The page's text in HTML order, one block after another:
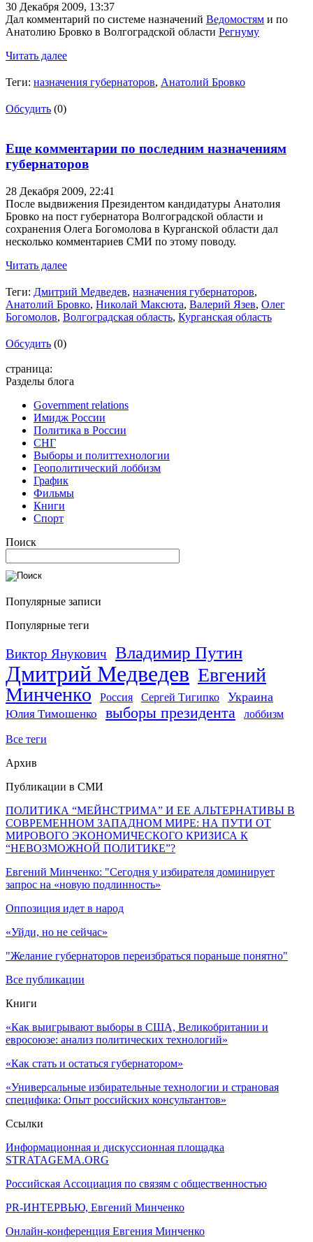
30 Декабря 2009, 13:37
Дал комментарий по системе назначений Ведомостям и по
Анатолию Бровко в Волгоградской области Регнуму
Читать далее
Теги: назначения губернаторов, Анатолий Бровко
Обсудить (0)
Еще комментарии по последним назначениям
губернаторов
28 Декабря 2009, 22:41
После выдвижения Президентом кандидатуры Анатолия
Бровко на пост губернатора Волгоградской области и
сохранения Олега Богомолова в Курганской области дал
несколько комментариев СМИ по этому поводу.
Читать далее
Теги: Дмитрий Медведев, назначения губернаторов,
Анатолий Бровко, Николай Максюта, Валерий Язев, Олег
Богомолов, Волгоградская область, Курганская область
Обсудить (0)
страница:
Разделы блога
Government relations
Имидж России
Политика в России
СНГ
Выборы и политтехнологии
Геополитический лоббизм
График
Фильмы
Книги
Спорт
Поиск
Популярные записи
Популярные теги
Виктор Янукович Владимир Путин
Дмитрий Медведев Евгений
Минченко
Россия Сергей Тигипко Украина
Юлия Тимошенко выборы президента лоббизм
Все теги
Архив
Публикации в СМИ
ПОЛИТИКА “МЕЙНСТРИМА” И ЕЕ АЛЬТЕРНАТИВЫ В
СОВРЕМЕННОМ ЗАПАДНОМ МИРЕ: НА ПУТИ ОТ
МИРОВОГО ЭКОНОМИЧЕСКОГО КРИЗИСА К
“НЕВОЗМОЖНОЙ ПОЛИТИКЕ”?
Евгений Минченко: "Сегодня у избирателя доминирует
запрос на «новую подлинность»
Оппозиция идет в народ
«Уйди, но не сейчас»
"Желание губернаторов переизбраться пораньше понятно"
Все публикации
Книги
«Как выигрывают выборы в США, Великобритании и
евросоюзе: анализ политических технологий»
«Как стать и остаться губернатором»
«Универсальные избирательные технологии и страновая
специфика: Опыт российских консультантов»
Ссылки
Информационная и дискуссионная площадка
STRATAGEMA.ORG
Российская Ассоциация по связям с общественностью
PR-ИНТЕРВЬЮ, Евгений Минченко
Онлайн-конференция Евгения Минченко